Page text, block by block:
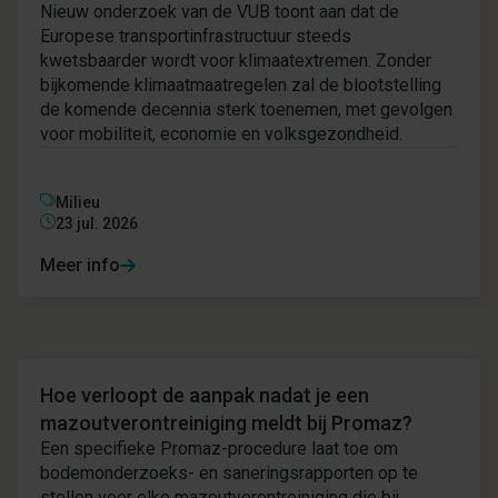
Nieuw onderzoek van de VUB toont aan dat de
Europese transportinfrastructuur steeds
kwetsbaarder wordt voor klimaatextremen. Zonder
bijkomende klimaatmaatregelen zal de blootstelling
de komende decennia sterk toenemen, met gevolgen
voor mobiliteit, economie en volksgezondheid.
Milieu
23 jul. 2026
Meer info
Nieuws
Hoe verloopt de aanpak nadat je een
mazoutverontreiniging meldt bij Promaz?
Een specifieke Promaz-procedure laat toe om
bodemonderzoeks- en saneringsrapporten op te